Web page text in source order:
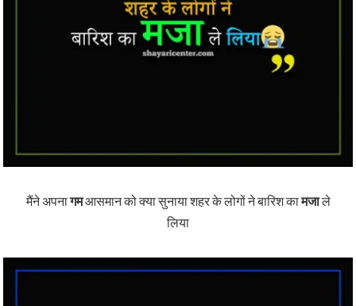
मैंने अपनागमआसमान को क्या सुनाया शहर के लोगों ने बारिश कामजाले
लिया